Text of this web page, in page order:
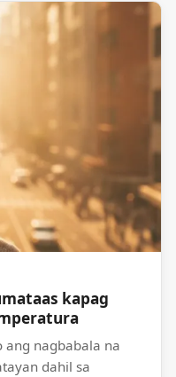
kapag
ang nagbabala na
dahil sa